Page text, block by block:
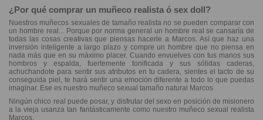
¿Por qué comprar un muñeco realista ó sex doll?
Nuestros muñecos sexuales de tamaño realista no se pueden comparar con
un hombre real... Porque por norma general un hombre real se cansaría de
todas las cosas creativas que piensas hacerle a Marcos. Así que haz una
inversión inteligente a largo plazo y compre un hombre que no piensa en
nada más que en su máximo placer. Cuando envuelves con tus manos sus
hombros y espalda, fuertemente tonificada y sus sólidas caderas,
achuchandote para sentir sus atributos en tu cadera, sientes el tacto de su
conseguida piel, te hará sentir una emoción diferente a todo lo que puedas
imaginar. Ese es nuestro muñeco sexual tamaño natural Marcos
Ningún chico real puede posar, y disfrutar del sexo en posición de misionero
a la vieja usanza tan fantásticamente como nuestro muñeco sexual realista
Marcos.